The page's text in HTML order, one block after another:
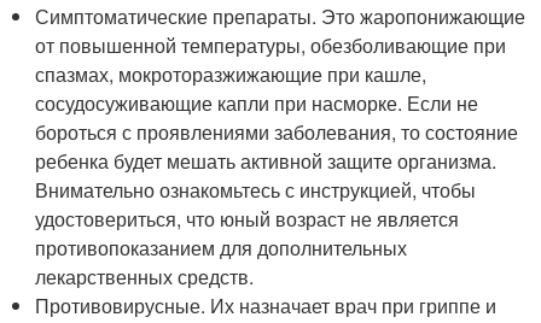
Симптоматические препараты. Это жаропонижающие
от повышенной температуры, обезболивающие при
спазмах, мокроторазжижающие при кашле,
сосудосуживающие капли при насморке. Если не
бороться с проявлениями заболевания, то состояние
ребенка будет мешать активной защите организма.
Внимательно ознакомьтесь с инструкцией, чтобы
удостовериться, что юный возраст не является
противопоказанием для дополнительных
лекарственных средств.
Противовирусные. Их назначает врач при гриппе и